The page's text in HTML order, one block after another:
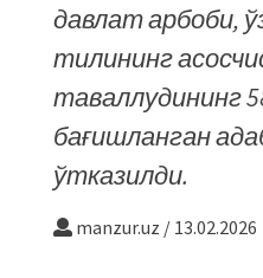
давлат арбоби,
тилининг
таваллудининг
бағишланган
ўтказилди.
manzur.uz / 13.02.2026